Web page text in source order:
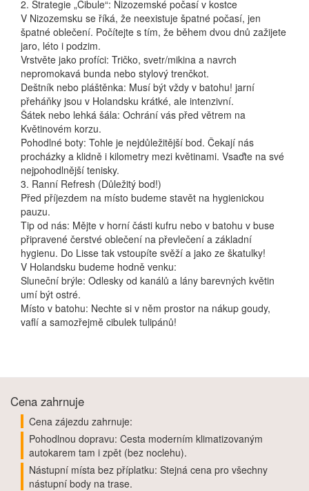
2. Strategie „Cibule“: Nizozemské počasí v kostce
V Nizozemsku se říká, že neexistuje špatné počasí, jen
špatné oblečení. Počítejte s tím, že během dvou dnů zažijete
jaro, léto i podzim.
Vrstvěte jako profíci: Tričko, svetr/mikina a navrch
nepromokavá bunda nebo stylový trenčkot.
Deštník nebo pláštěnka: Musí být vždy v batohu! jarní
přeháňky jsou v Holandsku krátké, ale intenzivní.
Šátek nebo lehká šála: Ochrání vás před větrem na
Květinovém korzu.
Pohodlné boty: Tohle je nejdůležitější bod. Čekají nás
procházky a klidně i kilometry mezi květinami. Vsaďte na své
nejpohodlnější tenisky.
3. Ranní Refresh (Důležitý bod!)
Před příjezdem na místo budeme stavět na hygienickou
pauzu.
Tip od nás: Mějte v horní části kufru nebo v batohu v buse
připravené čerstvé oblečení na převlečení a základní
hygienu. Do Lisse tak vstoupíte svěží a jako ze škatulky!
V Holandsku budeme hodně venku:
Sluneční brýle: Odlesky od kanálů a lány barevných květin
umí být ostré.
Místo v batohu: Nechte si v něm prostor na nákup goudy,
vaflí a samozřejmě cibulek tulipánů!
Cena zahrnuje
Cena zájezdu zahrnuje:
Pohodlnou dopravu: Cesta moderním klimatizovaným
autokarem tam i zpět (bez noclehu).
Nástupní místa bez příplatku: Stejná cena pro všechny
nástupní body na trase.